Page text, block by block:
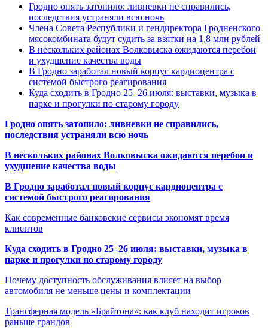
Гродно опять затопило: ливневки не справились,
последствия устраняли всю ночь
Члена Совета Республики и гендиректора Гродненского
мясокомбината будут судить за взятки на 1,8 млн рублей
В нескольких районах Волковыска ожидаются перебои
и ухудшение качества воды
В Гродно заработал новый корпус кардиоцентра с
системой быстрого реагирования
Куда сходить в Гродно 25–26 июля: выставки, музыка в
парке и прогулки по старому городу
Гродно опять затопило: ливневки не справились,
последствия устраняли всю ночь
В нескольких районах Волковыска ожидаются перебои и
ухудшение качества воды
В Гродно заработал новый корпус кардиоцентра с
системой быстрого реагирования
Как современные банковские сервисы экономят время
клиентов
Куда сходить в Гродно 25–26 июля: выставки, музыка в
парке и прогулки по старому городу
Почему доступность обслуживания влияет на выбор
автомобиля не меньше цены и комплектации
Трансферная модель «Брайтона»: как клуб находит игроков
раньше грандов